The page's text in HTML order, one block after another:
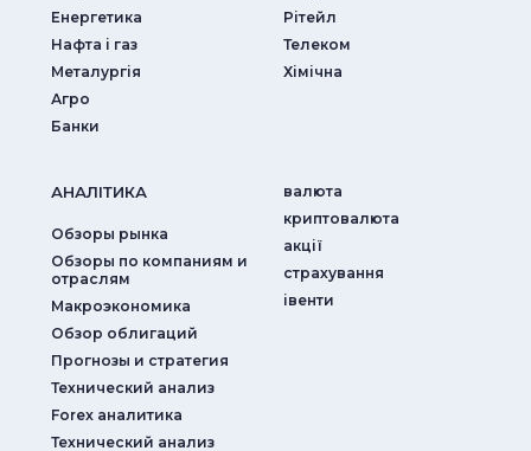
Енергетика
Нафта і газ
Металургія
Агро
Банки
Рітейл
Телеком
Хімічна
АНАЛIТИКА
Обзоры рынка
Обзоры по компаниям и
отраслям
Макроэкономика
Обзор облигаций
Прогнозы и стратегия
Технический анализ
Forex аналитика
Технический анализ
валюта
криптовалюта
акції
страхування
iвенти